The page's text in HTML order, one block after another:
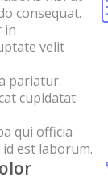
consequat.
in
velit
pariatur.
cupidatat
qui officia
est laborum.